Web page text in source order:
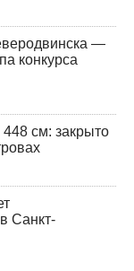
—
конкурса
см: закрыто
Санкт-